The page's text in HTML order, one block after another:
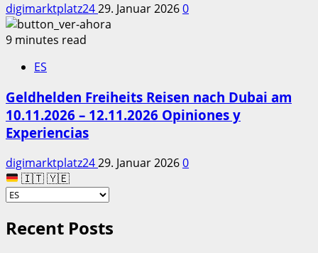
digimarktplatz2429. Januar 20260
9 minutes read
ES
Geldhelden Freiheits Reisen nach Dubai am
10.11.2026 – 12.11.2026 Opiniones y
Experiencias
digimarktplatz2429. Januar 20260
🇮🇹 🇾🇪
Recent Posts